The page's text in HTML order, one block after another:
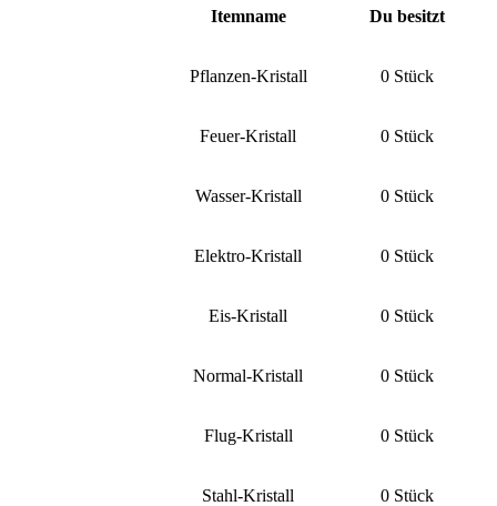
Itemname Du besitzt
Pflanzen-Kristall 0 Stück
Feuer-Kristall 0 Stück
Wasser-Kristall 0 Stück
Elektro-Kristall 0 Stück
Eis-Kristall 0 Stück
Normal-Kristall 0 Stück
Flug-Kristall 0 Stück
Stahl-Kristall 0 Stück